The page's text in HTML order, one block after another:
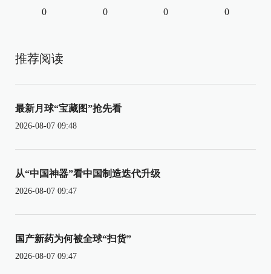
0 0 0 0
推荐阅读
最新月球“宝藏图”抢先看
2026-08-07 09:48
从“中国神器”看中国制造迭代升级
2026-08-07 09:47
国产新药为何被全球“扫货”
2026-08-07 09:47